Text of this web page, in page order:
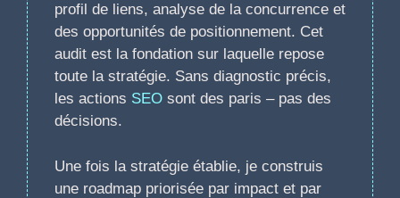
profil de liens, analyse de la concurrence et
des opportunités de positionnement. Cet
audit est la fondation sur laquelle repose
toute la stratégie. Sans diagnostic précis,
les actions SEO sont des paris – pas des
décisions.
Une fois la stratégie établie, je construis
une roadmap priorisée par impact et par